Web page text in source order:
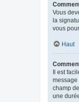
Vous
la
vous
Haut
Il est
message
champ
une